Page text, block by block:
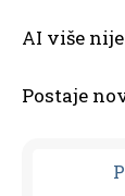
AI više
Postaje